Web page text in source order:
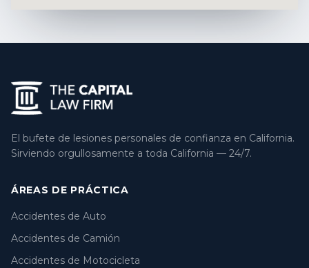
El bufete de lesiones personales de confianza en California.
Sirviendo orgullosamente a toda California — 24/7.
ÁREAS DE PRÁCTICA
Accidentes de Auto
Accidentes de Camión
Accidentes de Motocicleta